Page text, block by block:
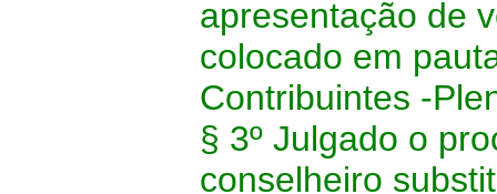
apresentação de
colocado em
Contribuintes -
§ 3º Julgado o
conselheiro